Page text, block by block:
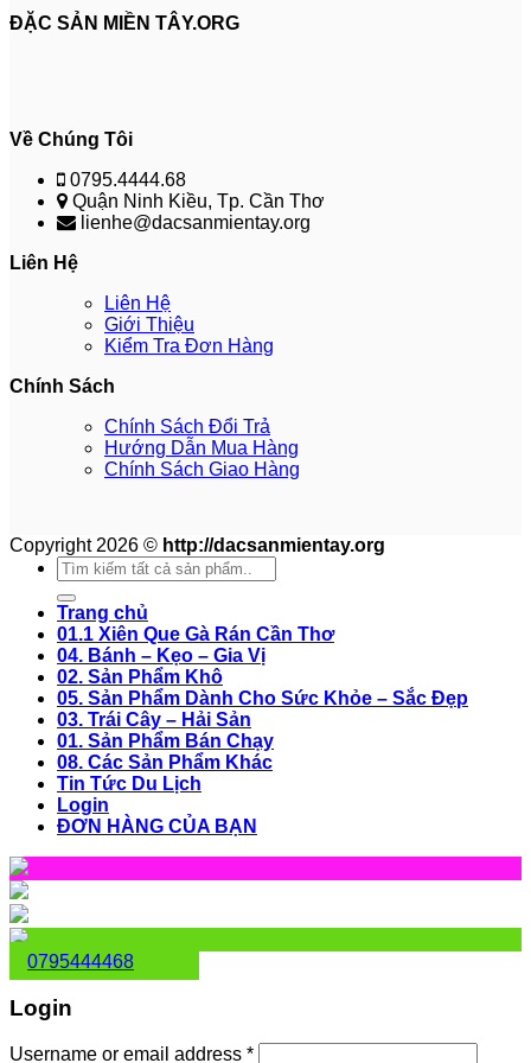
ĐẶC SẢN MIỀN TÂY.ORG
Về Chúng Tôi
0795.4444.68
Quận Ninh Kiều, Tp. Cần Thơ
lienhe@dacsanmientay.org
Liên Hệ
Liên Hệ
Giới Thiệu
Kiểm Tra Đơn Hàng
Chính Sách
Chính Sách Đổi Trả
Hướng Dẫn Mua Hàng
Chính Sách Giao Hàng
Copyright 2026 © http://dacsanmientay.org
Search
for:
Trang chủ
01.1 Xiên Que Gà Rán Cần Thơ
04. Bánh – Kẹo – Gia Vị
02. Sản Phẩm Khô
05. Sản Phẩm Dành Cho Sức Khỏe – Sắc Đẹp
03. Trái Cây – Hải Sản
01. Sản Phẩm Bán Chạy
08. Các Sản Phẩm Khác
Tin Tức Du Lịch
Login
ĐƠN HÀNG CỦA BẠN
0795444468
Login
Username or email address *